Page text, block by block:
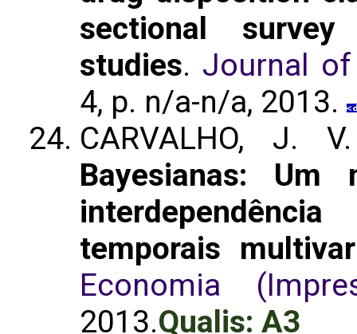
sectional
studies. Journal
4, p. n/a-n/a, 2013.
CARVALHO, J.
Bayesianas: Um
temporais
Economia
2013.Qualis: A3